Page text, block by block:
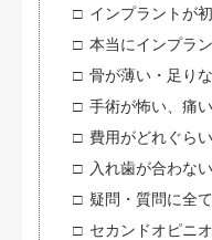
インプラントが
本当にインプラ
骨が薄い・足り
手術が怖い、痛
費用がどれぐら
入れ歯が合わな
疑問・質問に全
セカンドオピニ